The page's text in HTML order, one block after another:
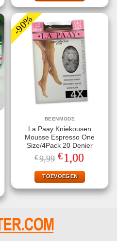
-90%
BEENMODE
La Paay Kniekousen
Mousse Espresso One
Size/4Pack 20 Denier
€9,99 Oorspronkelijke
prijs
was:
€9,99.
€1,00
is:
€1,00.
TOEVOEGEN